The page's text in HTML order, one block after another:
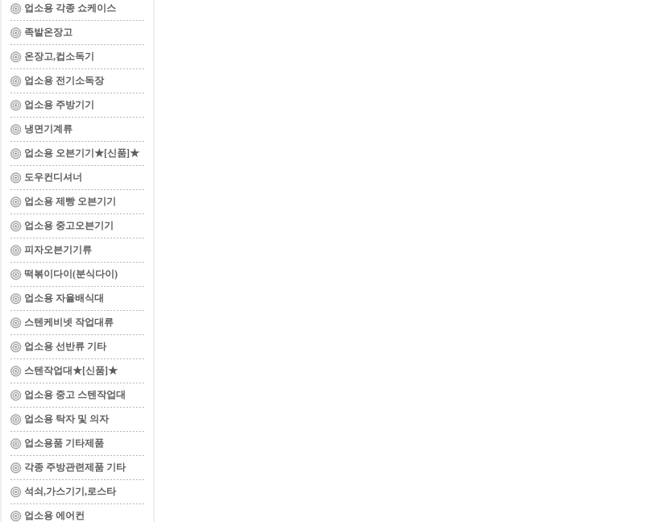
업소용 각종 쇼케이스
족발온장고
온장고,컵소독기
업소용 전기소독장
업소용 주방기기
냉면기계류
업소용 오븐기기★[신품]★
도우컨디셔너
업소용 제빵 오븐기기
업소용 중고오븐기기
피자오븐기기류
떡볶이다이(분식다이)
업소용 자율배식대
스텐케비넷 작업대류
업소용 선반류 기타
스텐작업대★[신품]★
업소용 중고 스텐작업대
업소용 탁자 및 의자
업소용품 기타제품
각종 주방관련제품 기타
석쇠,가스기기,로스타
업소용 에어컨